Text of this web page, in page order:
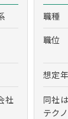
社
職種
職位
想定
同社
テク